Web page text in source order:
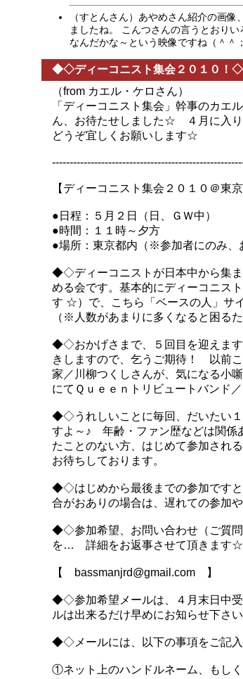
（すとんさん）あやめさん紹介の画
ましたね。 こんつさんの言うとおり
なんだかな～という映像ですね（＾＾；
◆◇ディーコニスト集会２０１０！
（from カエル・ケロさん）
「ディーコニスト集会」幹事のカ
ん、お待たせしました☆ ４月に入
どうぞ宜しくお願いします☆
【ディーコニスト集会２０１０＠東京
●日程：５月２日（日、ＧＷ中）
●時間：１１時～夕方
●場所：東京都内（※参加者にのみ、
◆◇ディーコニストが日本中から集
める会です。基本的にディーコニス
す ☆）で、こちら「ベースの人」サ
（※人数があまりに多くなると困るた
◆◇おかげさまで、５回目を迎えま
きしますので、乞うご期待！ 以前
家／川柳つくしさんが、気になる小
にてＱｕｅｅｎトリビュートバンド
◆◇うれしいことに毎回、だいたい１
すよ～♪ 年齢・ファン歴などは関係
たことのない方、はじめて参加され
お待ちしております。
◆◇はじめから最後までの参加です
合がおありの場合は、遅れての参加
◆◇参加希望、お問い合わせ（ご質
を… 詳細をお返事させて頂きます☆
【 bassmanjrd@gmail.com 】
◆◇参加希望メールは、４月末日中
ルは出来るだけ早めにお知らせ下さい
◆◇メールには、以下の事項をご記入
①ネット上のハンドルネーム、もし